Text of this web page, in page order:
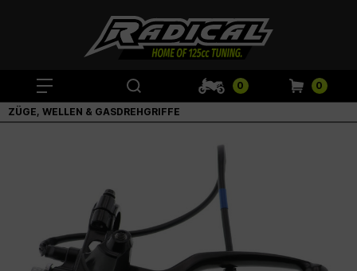
0 0
ZÜGE, WELLEN & GASDREHGRIFFE